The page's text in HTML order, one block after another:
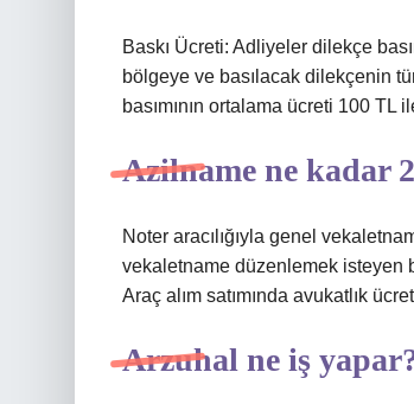
Baskı Ücreti: Adliyeler dilekçe
bölgeye ve basılacak dilekçenin
basımının ortalama ücreti 100 TL
Azilname ne kadar
Noter aracılığıyla genel
vekaletname düzenlemek isteyen
Araç alım satımında avukatlık
Arzuhal ne iş